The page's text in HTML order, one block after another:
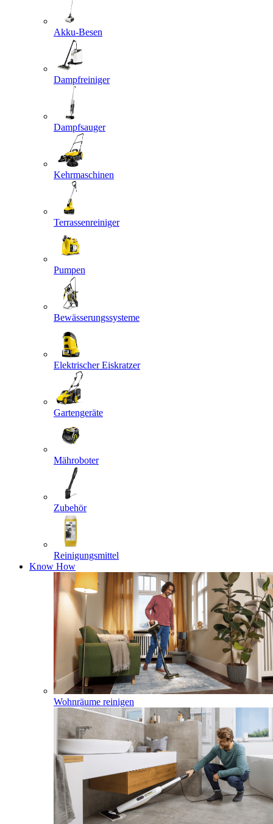
Akku-Besen
Dampfreiniger
Dampfsauger
Kehrmaschinen
Terrassenreiniger
Pumpen
Bewässerungssysteme
Elektrischer Eiskratzer
Gartengeräte
Mähroboter
Zubehör
Reinigungsmittel
Know How
Wohnräume reinigen